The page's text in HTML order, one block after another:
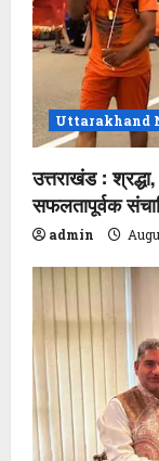
Uttarakhand
उत्तराखंड :
सफलतापूर्वक
admin